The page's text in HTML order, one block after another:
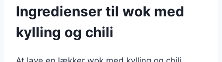
Ingredienser til wok med
kylling og chili